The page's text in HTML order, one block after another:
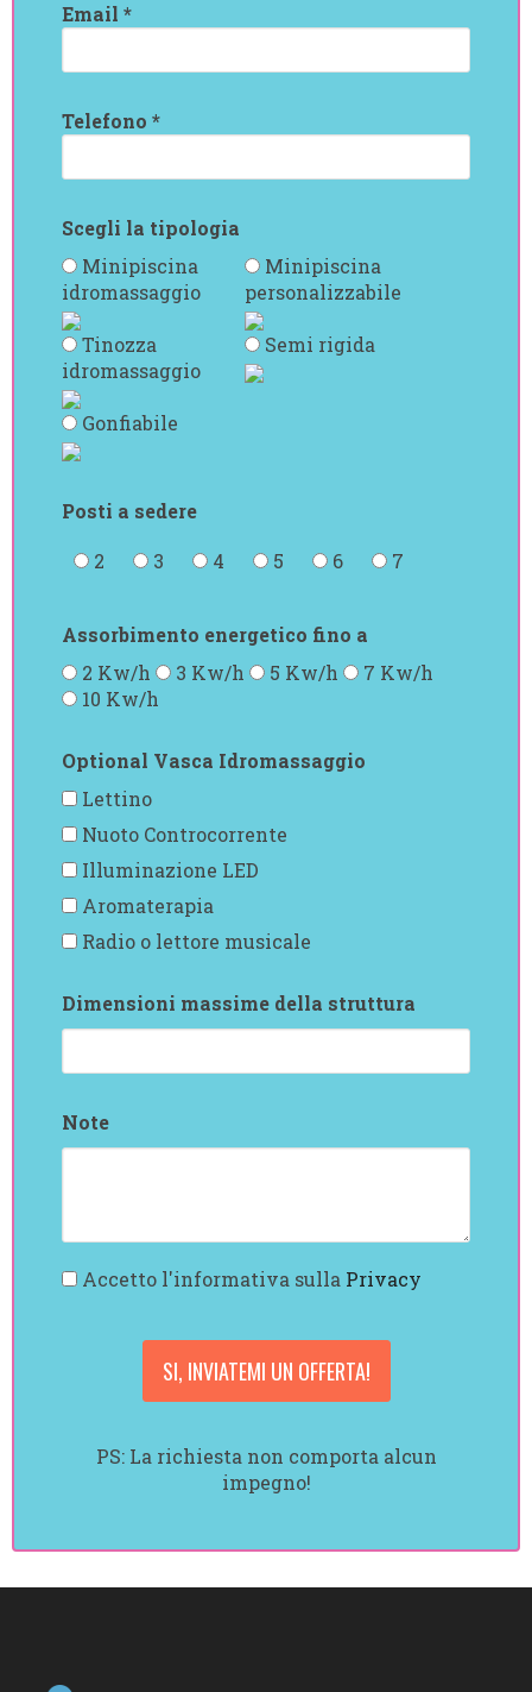
Email *
Telefono *
Scegli la tipologia
Minipiscina
idromassaggio
Minipiscina
personalizzabile
Tinozza
idromassaggio
Semi rigida
Gonfiabile
Posti a sedere
2
3 4 5 6 7
Assorbimento energetico fino a
2 Kw/h
3 Kw/h 5 Kw/h
7 Kw/h
10 Kw/h
Optional Vasca Idromassaggio
Lettino
Nuoto Controcorrente
Illuminazione LED
Aromaterapia
Radio o lettore musicale
Dimensioni massime della struttura
Note
Accetto l'informativa sulla Privacy
PS: La richiesta non comporta alcun
impegno!